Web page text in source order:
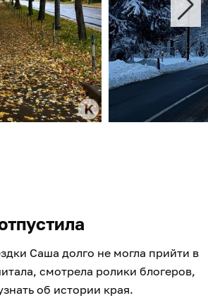
Саша долго не могла прийти в
смотрела ролики блогеров,
об истории края.